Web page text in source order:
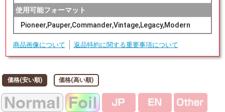
使用可能フォーマット
Pioneer,Pauper,Commander,Vintage,Legacy,Modern
商品画像について 返品特約に関する重要事項について
価格(安い順) 価格(高い順)